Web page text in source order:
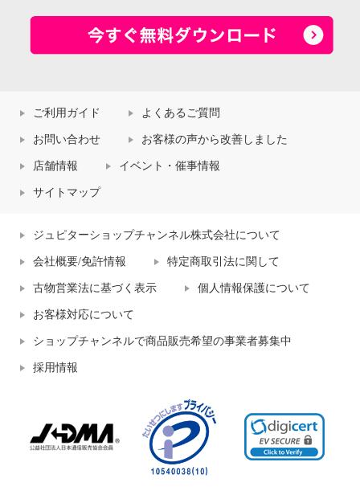
ご利用ガイド よくあるご質問
お問い合わせ お客様の声から改善しました
店舗情報 イベント・催事情報
サイトマップ
ジュピターショップチャンネル株式会社について
会社概要/免許情報 特定商取引法に関して
古物営業法に基づく表示 個人情報保護について
お客様対応について
ショップチャンネルで商品販売希望の事業者募集中
採用情報